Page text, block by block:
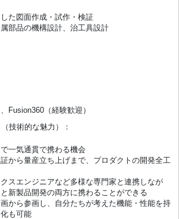
た図面作成・試作・検証
部品の機構設計、治工具設計
Fusion360（経験歓迎）
技術的な魅力）：
一気通貫で携わる機会
から量産立ち上げまで、プロダクトの開発全工
スエンジニアなど多様な専門家と連携しなが
新製品開発の両方に携わることができる
から参画し、自分たちが考えた機能・性能を持
も可能